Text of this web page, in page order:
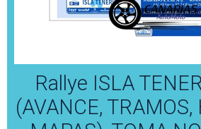
Rallye ISLA
(AVANCE, TRAMOS,